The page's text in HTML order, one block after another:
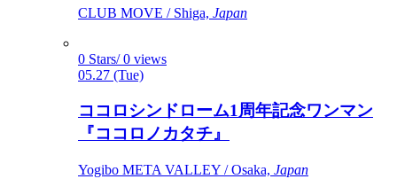
CLUB MOVE / Shiga, Japan
0 Stars/ 0 views
05.27 (Tue)
ココロシンドローム1周年記念ワンマン
『ココロノカタチ』
Yogibo META VALLEY / Osaka, Japan